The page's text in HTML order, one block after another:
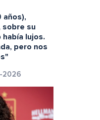
años),
sobre su
había lujos.
pero nos
2026